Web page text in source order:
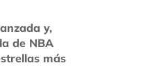
y,
de NBA
más